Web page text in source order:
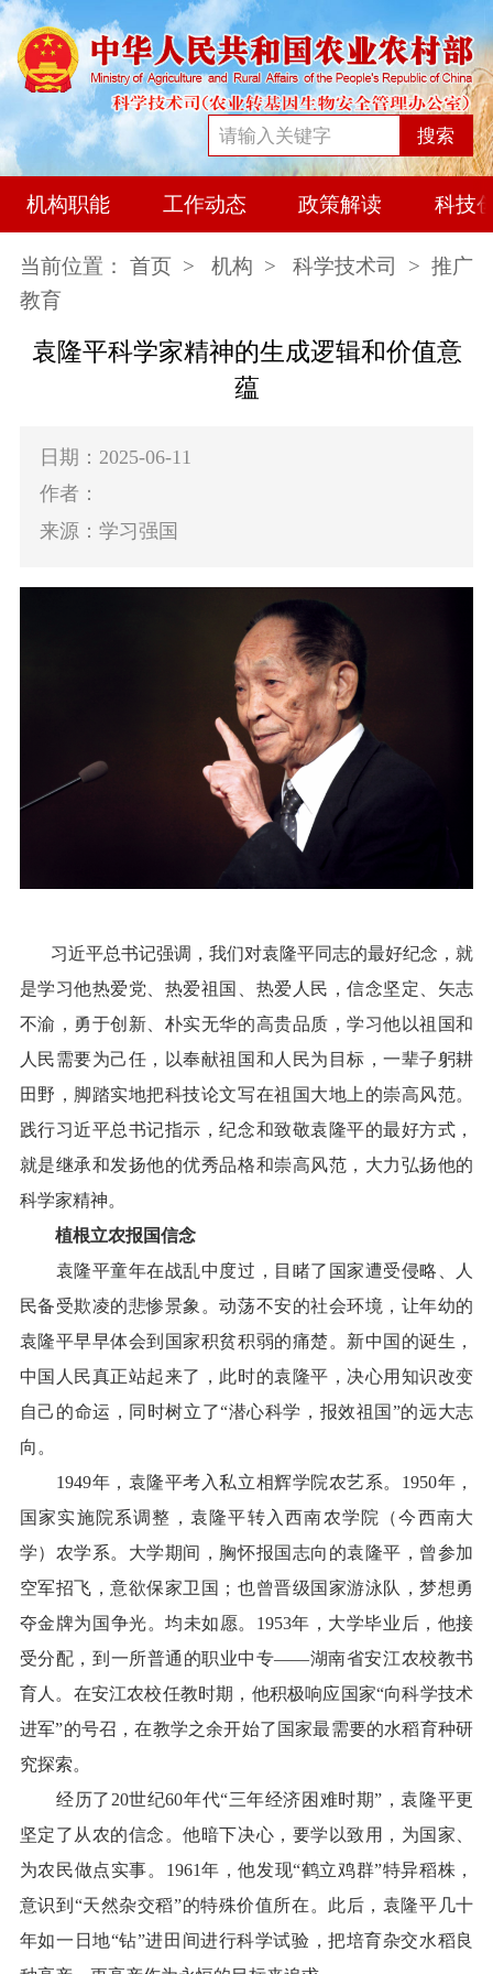
搜索
机构职能 工作动态 政策解读 科技
当前位置： 首页 > 机构 > 科学技术司
> 推广
教育
袁隆平科学家精神的生成逻辑和价值意
蕴
日期：2025-06-11
作者：
来源：学习强国
习近平总书记强调，我们对袁隆平同志的最好纪念，就
是学习他热爱党、热爱祖国、热爱人民，信念坚定、矢志
不渝，勇于创新、朴实无华的高贵品质，学习他以祖国和
人民需要为己任，以奉献祖国和人民为目标，一辈子躬耕
田野，脚踏实地把科技论文写在祖国大地上的崇高风范。
践行习近平总书记指示，纪念和致敬袁隆平的最好方式，
就是继承和发扬他的优秀品格和崇高风范，大力弘扬他的
科学家精神。
植根立农报国信念
袁隆平童年在战乱中度过，目睹了国家遭受侵略、人
民备受欺凌的悲惨景象。动荡不安的社会环境，让年幼的
袁隆平早早体会到国家积贫积弱的痛楚。新中国的诞生，
中国人民真正站起来了，此时的袁隆平，决心用知识改变
自己的命运，同时树立了“潜心科学，报效祖国”的远大志
向。
1949年，袁隆平考入私立相辉学院农艺系。1950年，
国家实施院系调整，袁隆平转入西南农学院（今西南大
学）农学系。大学期间，胸怀报国志向的袁隆平，曾参加
空军招飞，意欲保家卫国；也曾晋级国家游泳队，梦想勇
夺金牌为国争光。均未如愿。1953年，大学毕业后，他接
受分配，到一所普通的职业中专——湖南省安江农校教书
育人。在安江农校任教时期，他积极响应国家“向科学技术
进军”的号召，在教学之余开始了国家最需要的水稻育种研
究探索。
经历了20世纪60年代“三年经济困难时期”，袁隆平更
坚定了从农的信念。他暗下决心，要学以致用，为国家、
为农民做点实事。1961年，他发现“鹤立鸡群”特异稻株，
意识到“天然杂交稻”的特殊价值所在。此后，袁隆平几十
年如一日地“钻”进田间进行科学试验，把培育杂交水稻良